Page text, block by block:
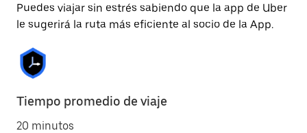
Puedes viajar sin estrés sabiendo que la app de Uber
le sugerirá la ruta más eficiente al socio de la App.
Tiempo promedio de viaje
20 minutos